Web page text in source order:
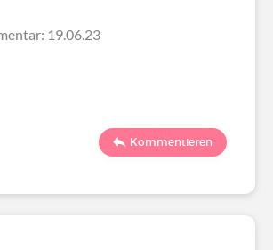
19.06.23
Kommentieren